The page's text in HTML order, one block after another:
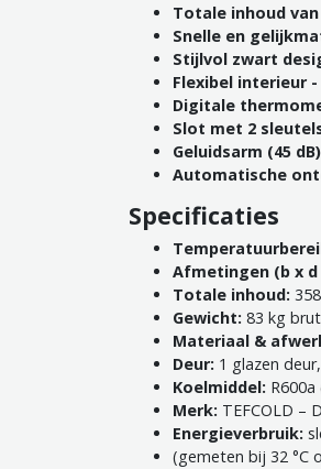
Totale inhoud
Snelle en
Stijlvol zwart
Flexibel interieur -
Digitale
Slot met 2
Geluidsarm (45 dB)
Automatische
Specificaties
Afmetingen (b x d
Totale inhoud:
Gewicht: 83 kg
Materiaal &
Deur: 1 glazen
Koelmiddel:
Merk: TEFCOLD –
Energieverbruik:
(gemeten bij 32 °C